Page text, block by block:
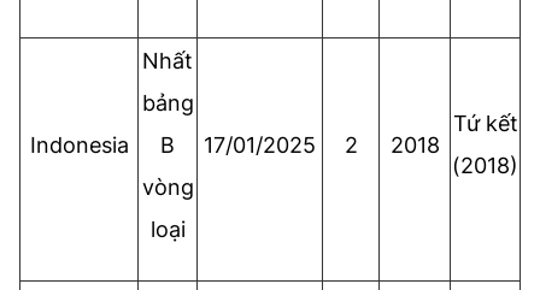
Indonesia
Nhất
bảng
B
vòng
loại
17/01/2025 2 2018
Tứ kết
(2018)